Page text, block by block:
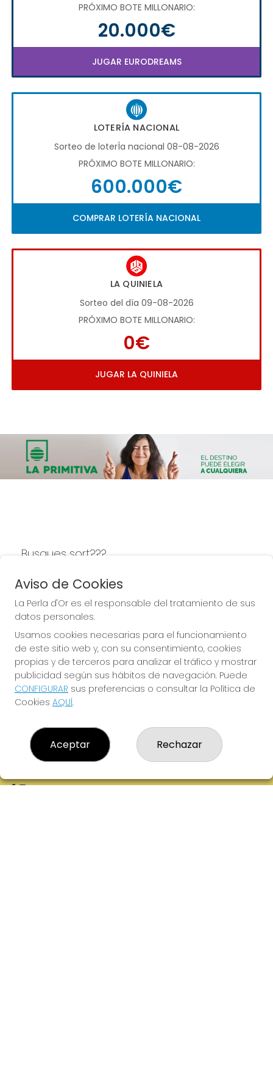
PRÓXIMO BOTE MILLONARIO:
20.000€
JUGAR EURODREAMS
LOTERÍA NACIONAL
Sorteo de loterÍa nacional 08-08-2026
PRÓXIMO BOTE MILLONARIO:
600.000€
COMPRAR LOTERÍA NACIONAL
LA QUINIELA
Sorteo del día 09-08-2026
PRÓXIMO BOTE MILLONARIO:
0€
JUGAR LA QUINIELA
Busques sort???
LA PERLA D'OR
LA PERLA D'OR
¿Quiénes somos?
Comprar lotería
Resultados
Contacto
Empresas
Registro
Aviso de Cookies
La Perla d'Or es el responsable del tratamiento de sus
datos personales.
Usamos cookies necesarias para el funcionamiento
de este sitio web y, con su consentimiento, cookies
propias y de terceros para analizar el tráfico y mostrar
publicidad según sus hábitos de navegación. Puede
CONFIGURAR sus preferencias o consultar la Política de
Cookies AQUÍ.
Aceptar Rechazar